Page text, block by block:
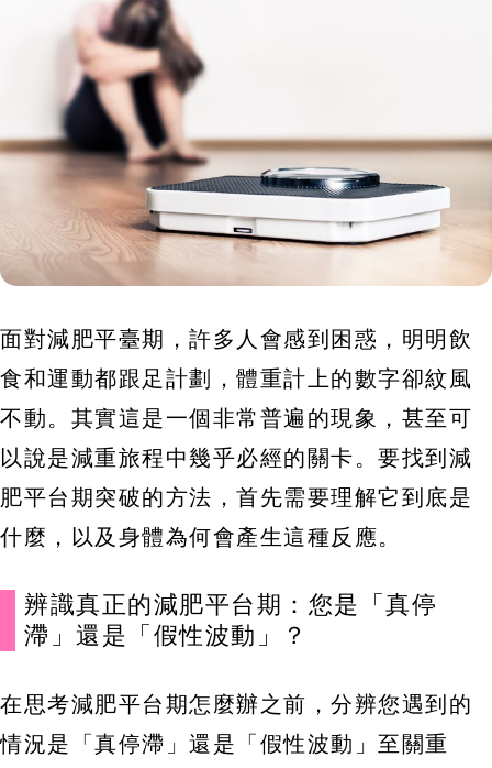
面對減肥平臺期，許多人會感到困惑，明明飲
食和運動都跟足計劃，體重計上的數字卻紋風
不動。其實這是一個非常普遍的現象，甚至可
以說是減重旅程中幾乎必經的關卡。要找到減
肥平台期突破的方法，首先需要理解它到底是
什麼，以及身體為何會產生這種反應。
辨識真正的減肥平台期：您是「真停
滯」還是「假性波動」？
在思考減肥平台期怎麼辦之前，分辨您遇到的
情況是「真停滯」還是「假性波動」至關重